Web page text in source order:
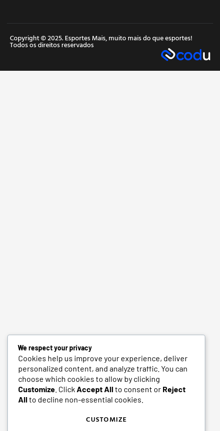
Copyright © 2025. Esportes Mais, muito mais do que esportes!
Todos os direitos reservados
We respect your privacy
Cookies help us improve your experience, deliver
personalized content, and analyze traffic. You can
choose which cookies to allow by clicking
Customize . Click Accept Allto consent or Reject
Allto decline non-essential cookies.
CUSTOMIZE